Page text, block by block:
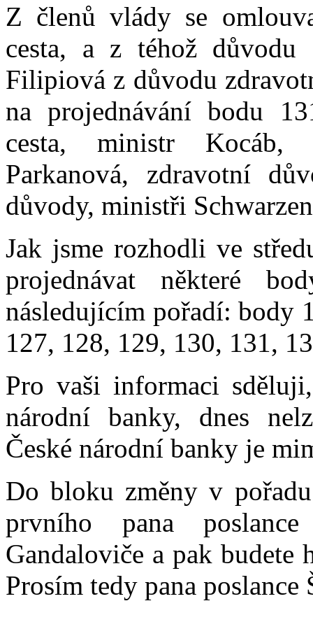
Z členů vlády se
cesta, a z téhož
Filipiová z důvodu
na projednávání bodu
cesta, ministr Kocáb,
Parkanová, zdravotní
důvody, ministři
Jak jsme rozhodli ve
projednávat některé
následujícím pořadí: body
127, 128, 129, 130, 131,
Pro vaši informaci
národní banky, dnes
České národní banky je
Do bloku změny v
prvního pana
Gandaloviče a pak
Prosím tedy pana